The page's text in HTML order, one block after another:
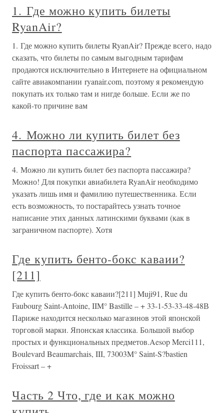
1. Где можно купить билеты
RyanAir?
1. Где можно купить билеты RyanAir? Прежде всего, надо
сказать, что билеты по самым выгодным тарифам
продаются исключительно в Интернете на официальном
сайте авиакомпании ryanair.com, поэтому я рекомендую
покупать их только там и нигде больше. Если же по
какой-то причине вам
4. Можно ли купить билет без
паспорта пассажира?
4. Можно ли купить билет без паспорта пассажира?
Можно! Для покупки авиабилета RyanAir необходимо
указать лишь имя и фамилию путешественника. Если
есть возможность, то постарайтесь узнать точное
написание этих данных латинскими буквами (как в
заграничном паспорте). Хотя
Где купить бенто-бокс каваии?
[211]
Где купить бенто-бокс каваии?[211] Muji91, Rue du
Faubourg Saint-Antoine, IIM° Bastille – + 33-1-53-33-48-48В
Париже находится несколько магазинов этой японской
торговой марки. Японская классика. Большой выбор
простых и функциональных предметов.Aesop Merci111,
Boulevard Beaumarchais, III, 73003M° Saint-S?bastien
Froissart – +
Часть 2 Что, где и как можно